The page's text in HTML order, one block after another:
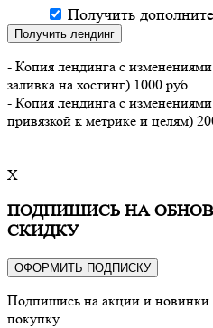
Получить
Получить лендинг
- Копия лендинга с
заливка на хостинг) 1000 руб
- Копия лендинга с
привязкой к метрике и целям)
X
ПОДПИШИСЬ НА
СКИДКУ
ОФОРМИТЬ ПОДПИСКУ
Подпишись на акции и новинки
покупку